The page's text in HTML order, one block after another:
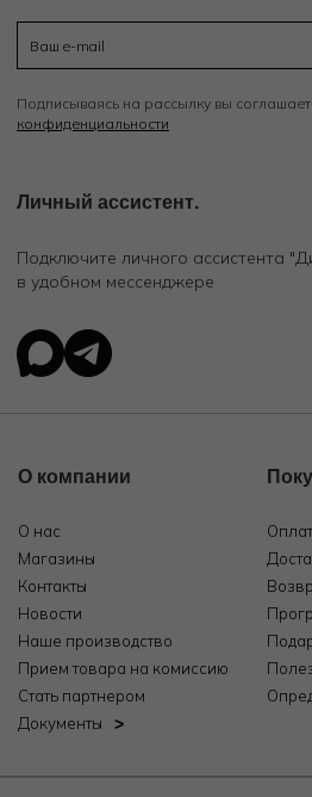
Подписываясь на рассылку вы
конфиденциальности
Личный ассистент.
Подключите личного ассистента
в удобном мессенджере
О компании
О нас
Магазины
Контакты
Новости
Наше производство
Прием товара на комиссию
Стать партнером
Документы